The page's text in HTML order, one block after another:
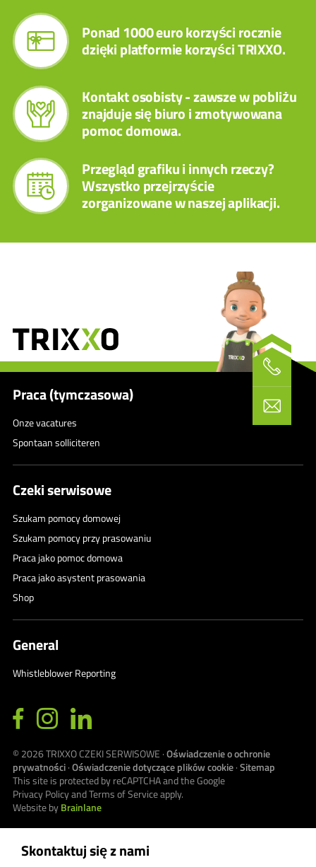
Ponad 1000 euro korzyści rocznie
dzięki platformie korzyści TRIXXO.
Kontakt osobisty - zawsze w pobliżu
znajduje się biuro i zmotywowana
pomoc domowa.
Przegląd grafiku i innych rzeczy?
Wszystko przejrzyście
zorganizowane w naszej aplikacji.
Skontaktuj się z nami
Praca (tymczasowa)
Onze vacatures
Spontaan solliciteren
Czeki serwisowe
Szukam pomocy domowej
Szukam pomocy przy prasowaniu
Praca jako pomoc domowa
Praca jako asystent prasowania
Shop
General
Whistleblower Reporting
© 2026TRIXXO CZEKI SERWISOWE ·Oświadczenie o ochronie
prywatności·Oświadczenie dotyczące plików cookie·Sitemap
This site is protected by reCAPTCHA and the Google
Privacy PolicyandTerms of Serviceapply.
Website byBrainlane